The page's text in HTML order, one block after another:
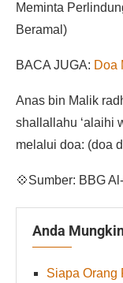
Meminta
Beramal)
BACA JUGA: Doa
Anas bin Malik
shallallahu ‘alaihi
melalui doa: (doa
💠Sumber: BBG
Anda
Siapa Orang